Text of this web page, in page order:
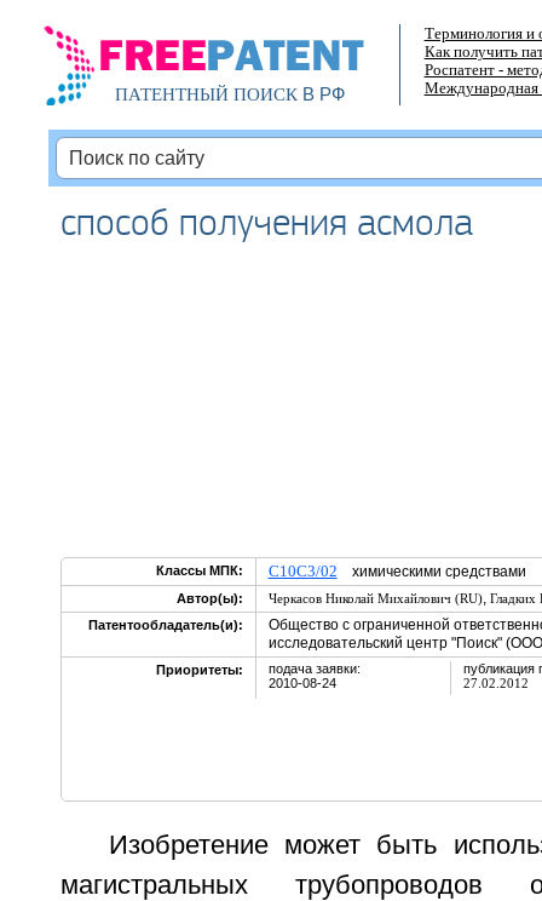
ПАТЕНТНЫЙ ПОИСКВ РФ
Терминология и
Как получить
Роспатент -
Международная
способ получения асмола
Классы МПК: C10C3/02 химическими средствами
Автор(ы): Черкасов Николай Михайлович (RU), Гладких
Патентообладатель(и):
Общество с ограниченной
исследовательский центр "Поиск"
Приоритеты:
подача заявки:
2010-08-24
публикация
27.02.2012
Изобретение может быть
магистральных